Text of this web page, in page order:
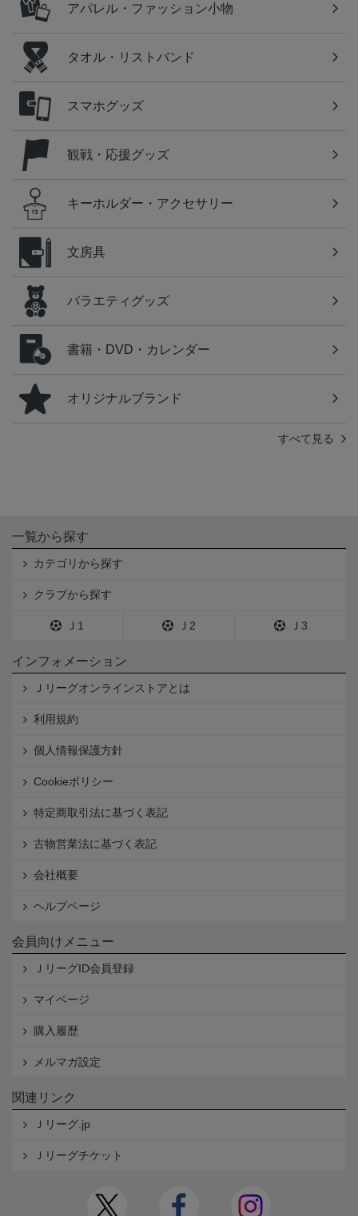
アパレル・ファッション小物
タオル・リストバンド
スマホグッズ
観戦・応援グッズ
キーホルダー・アクセサリー
文房具
バラエティグッズ
書籍・DVD・カレンダー
オリジナルブランド
すべて見る
一覧から探す
カテゴリから探す
クラブから探す
Ｊ1 Ｊ2 Ｊ3
インフォメーション
Ｊリーグオンラインストアとは
利用規約
個人情報保護方針
Cookieポリシー
特定商取引法に基づく表記
古物営業法に基づく表記
会社概要
ヘルプページ
会員向けメニュー
ＪリーグID会員登録
マイページ
購入履歴
メルマガ設定
関連リンク
Ｊリーグ.jp
Ｊリーグチケット